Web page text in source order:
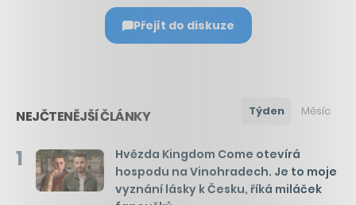
Přejít do diskuze
NEJČTENĚJŠÍ ČLÁNKY Týden Měsíc
1
Hvězda Kingdom Come otevírá
hospodu na Vinohradech. Je to moje
vyznání lásky k Česku, říká miláček